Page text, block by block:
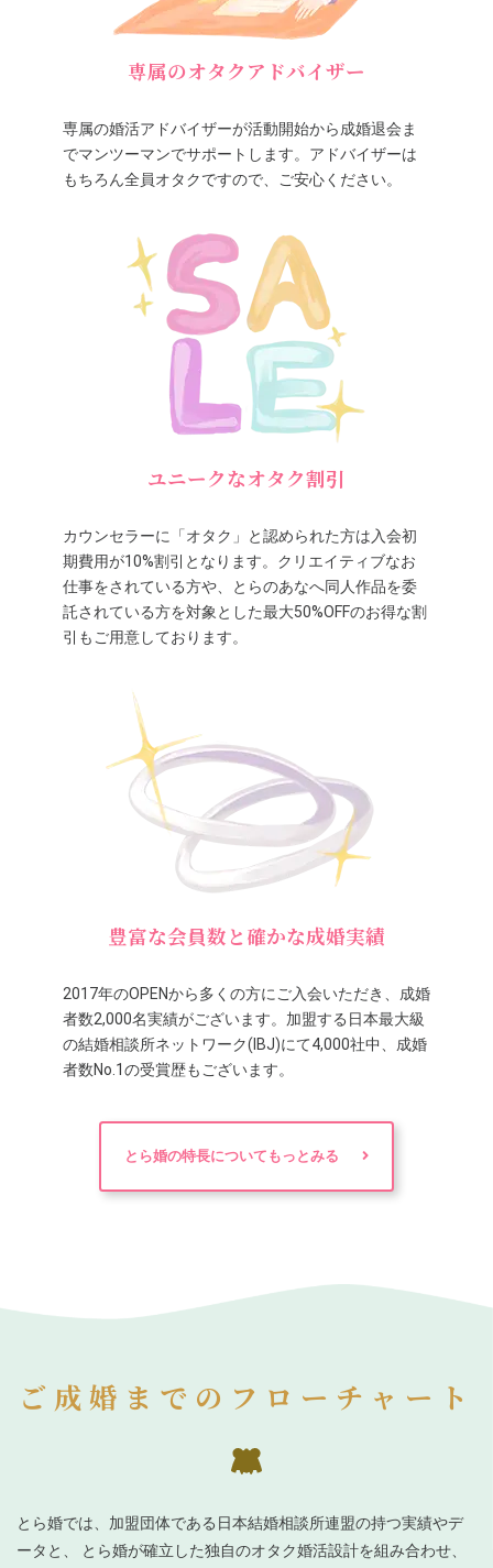
専属のオタクアドバイザー
専属の婚活アドバイザーが活動開始から成婚退会ま
でマンツーマンでサポートします。アドバイザーは
もちろん全員オタクですので、ご安心ください。
ユニークなオタク割引
カウンセラーに「オタク」と認められた方は入会初
期費用が10%割引となります。クリエイティブなお
仕事をされている方や、とらのあなへ同人作品を委
託されている方を対象とした最大50%OFFのお得な割
引もご用意しております。
豊富な会員数と確かな成婚実績
2017年のOPENから多くの方にご入会いただき、成婚
者数2,000名実績がございます。加盟する日本最大級
の結婚相談所ネットワーク(IBJ)にて4,000社中、成婚
者数No.1の受賞歴もございます。
とら婚の特長についてもっとみる
ご成婚までのフローチャート
とら婚では、加盟団体である日本結婚相談所連盟の持つ実績やデ
ータと、 とら婚が確立した独自のオタク婚活設計を組み合わせ、